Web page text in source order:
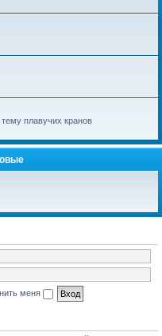
плавучих кранов
меня